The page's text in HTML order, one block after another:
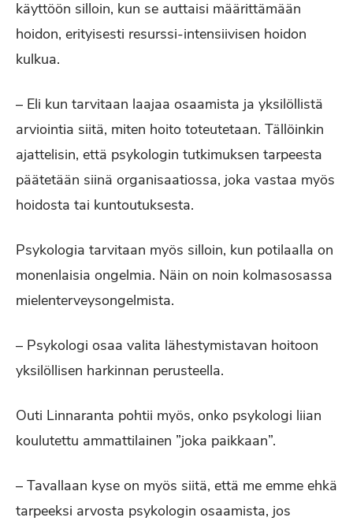
käyttöön silloin, kun se auttaisi määrittämään
hoidon, erityisesti resurssi-intensiivisen hoidon
kulkua.
– Eli kun tarvitaan laajaa osaamista ja yksilöllistä
arviointia siitä, miten hoito toteutetaan. Tällöinkin
ajattelisin, että psykologin tutkimuksen tarpeesta
päätetään siinä organisaatiossa, joka vastaa myös
hoidosta tai kuntoutuksesta.
Psykologia tarvitaan myös silloin, kun potilaalla on
monenlaisia ongelmia. Näin on noin kolmasosassa
mielenterveysongelmista.
– Psykologi osaa valita lähestymistavan hoitoon
yksilöllisen harkinnan perusteella.
Outi Linnaranta pohtii myös, onko psykologi liian
koulutettu ammattilainen ”joka paikkaan”.
– Tavallaan kyse on myös siitä, että me emme ehkä
tarpeeksi arvosta psykologin osaamista, jos